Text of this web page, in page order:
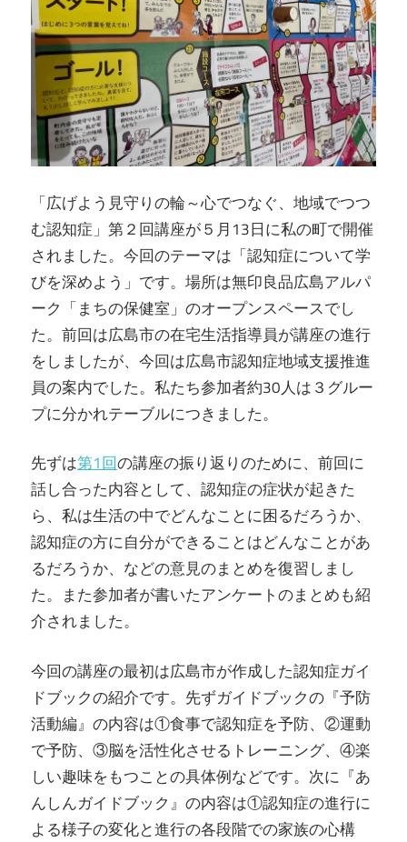
「広げよう見守りの輪～心でつなぐ、地域でつつ
む認知症」第２回講座が５月13日に私の町で開催
されました。今回のテーマは「認知症について学
びを深めよう」です。場所は無印良品広島アルパ
ーク「まちの保健室」のオープンスペースでし
た。前回は広島市の在宅生活指導員が講座の進行
をしましたが、今回は広島市認知症地域支援推進
員の案内でした。私たち参加者約30人は３グルー
プに分かれテーブルにつきました。
先ずは第1回の講座の振り返りのために、前回に
話し合った内容として、認知症の症状が起きた
ら、私は生活の中でどんなことに困るだろうか、
認知症の方に自分ができることはどんなことがあ
るだろうか、などの意見のまとめを復習しまし
た。また参加者が書いたアンケートのまとめも紹
介されました。
今回の講座の最初は広島市が作成した認知症ガイ
ドブックの紹介です。先ずガイドブックの『予防
活動編』の内容は①食事で認知症を予防、②運動
で予防、③脳を活性化させるトレーニング、④楽
しい趣味をもつことの具体例などです。次に『あ
んしんガイドブック』の内容は①認知症の進行に
よる様子の変化と進行の各段階での家族の心構